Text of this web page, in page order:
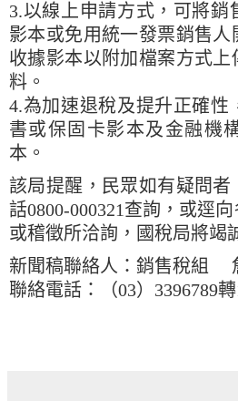
3.以線上申請方式，可將銷
影本或免用統一發票銷售人
收據影本以附加檔案方式
料。
4.為加速退稅及提升正確性
書或保固卡影本及金融機
本。
該局提醒，民眾如有疑問者
話0800-000321查詢，或逕
或稽徵所洽詢，國稅局將竭
新聞稿聯絡人：銷售稅組
聯絡電話：（03）3396789